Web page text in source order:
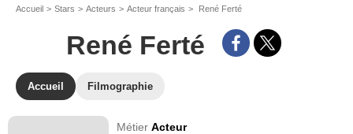
Accueil Stars Acteurs Acteur français René Ferté
René Ferté
Accueil Filmographie
MétierActeur